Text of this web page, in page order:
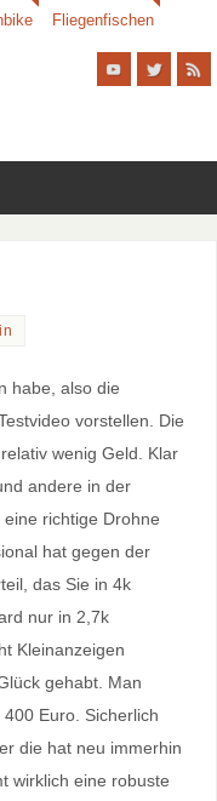
Fliegenfischen
habe, also die
vorstellen. Die
wenig Geld. Klar
andere in der
richtige Drohne
hat gegen der
das Sie in 4k
nur in 2,7k
Kleinanzeigen
gehabt. Man
Euro. Sicherlich
die hat neu immerhin
wirklich eine robuste